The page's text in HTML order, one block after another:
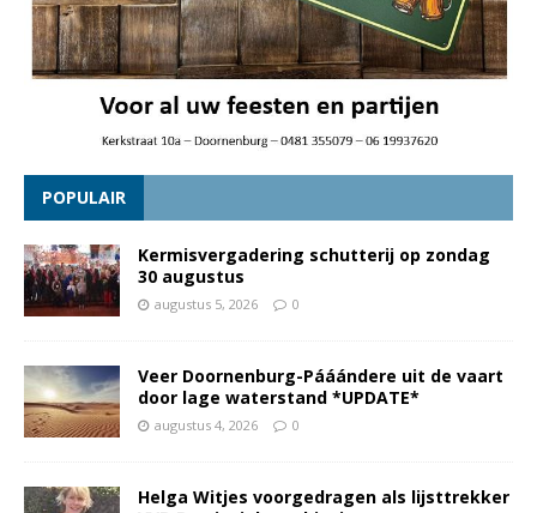
POPULAIR
Kermisvergadering schutterij op zondag
30 augustus
augustus 5, 2026 0
Veer Doornenburg-Pááándere uit de vaart
door lage waterstand *UPDATE*
augustus 4, 2026 0
Helga Witjes voorgedragen als lijsttrekker